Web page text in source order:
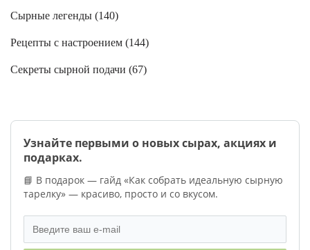
Сырные легенды (140)
Рецепты с настроением (144)
Секреты сырной подачи (67)
Узнайте первыми о новых сырах, акциях и
подарках.
📘 В подарок — гайд «Как собрать идеальную сырную
тарелку» — красиво, просто и со вкусом.